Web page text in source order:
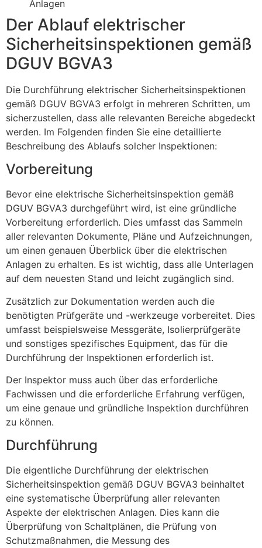
Anlagen
Der Ablauf elektrischer
Sicherheitsinspektionen gemäß
DGUV BGVA3
Die Durchführung elektrischer Sicherheitsinspektionen
gemäß DGUV BGVA3 erfolgt in mehreren Schritten, um
sicherzustellen, dass alle relevanten Bereiche abgedeckt
werden. Im Folgenden finden Sie eine detaillierte
Beschreibung des Ablaufs solcher Inspektionen:
Vorbereitung
Bevor eine elektrische Sicherheitsinspektion gemäß
DGUV BGVA3 durchgeführt wird, ist eine gründliche
Vorbereitung erforderlich. Dies umfasst das Sammeln
aller relevanten Dokumente, Pläne und Aufzeichnungen,
um einen genauen Überblick über die elektrischen
Anlagen zu erhalten. Es ist wichtig, dass alle Unterlagen
auf dem neuesten Stand und leicht zugänglich sind.
Zusätzlich zur Dokumentation werden auch die
benötigten Prüfgeräte und -werkzeuge vorbereitet. Dies
umfasst beispielsweise Messgeräte, Isolierprüfgeräte
und sonstiges spezifisches Equipment, das für die
Durchführung der Inspektionen erforderlich ist.
Der Inspektor muss auch über das erforderliche
Fachwissen und die erforderliche Erfahrung verfügen,
um eine genaue und gründliche Inspektion durchführen
zu können.
Durchführung
Die eigentliche Durchführung der elektrischen
Sicherheitsinspektion gemäß DGUV BGVA3 beinhaltet
eine systematische Überprüfung aller relevanten
Aspekte der elektrischen Anlagen. Dies kann die
Überprüfung von Schaltplänen, die Prüfung von
Schutzmaßnahmen, die Messung des